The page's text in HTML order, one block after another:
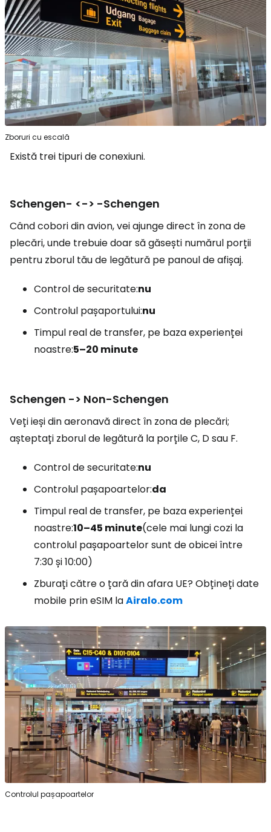
Zboruri cu escală
Există trei tipuri de conexiuni.
Schengen- <-> -Schengen
Când cobori din avion, vei ajunge direct în zona de
plecări, unde trebuie doar să găsești numărul porții
pentru zborul tău de legătură pe panoul de afișaj.
Control de securitate:nu
Controlul pașaportului:nu
Timpul real de transfer, pe baza experienței
noastre:5–20 minute
Schengen -> Non-Schengen
Veți ieși din aeronavă direct în zona de plecări;
așteptați zborul de legătură la porțile C, D sau F.
Control de securitate:nu
Controlul pașapoartelor:da
Timpul real de transfer, pe baza experienței
noastre:10–45 minute(cele mai lungi cozi la
controlul pașapoartelor sunt de obicei între
7:30 și 10:00)
Zburați către o țară din afara UE? Obțineți date
mobile prin eSIM laAiralo.com
Controlul pașapoartelor